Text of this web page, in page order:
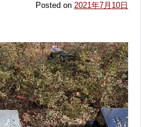
Posted on 2021年7月10日